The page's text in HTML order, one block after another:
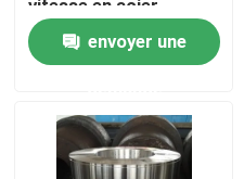
Nouvelles
Produits en acier forgé
vitesse en acier
trempé utilisée dans la
boîte de vitesse
envoyer une